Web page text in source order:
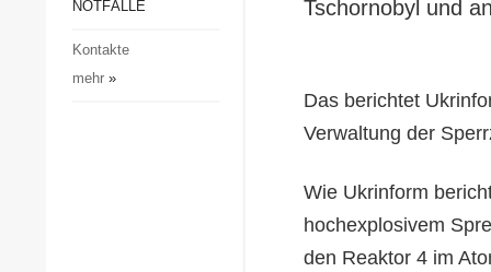
Notstand und Notfälle
NOTFÄLLE
Kontakte
mehr»
Tschornobyl und
Das berichtet
Verwaltung der
Wie Ukrinform
hochexplosivem
den Reaktor 4 im